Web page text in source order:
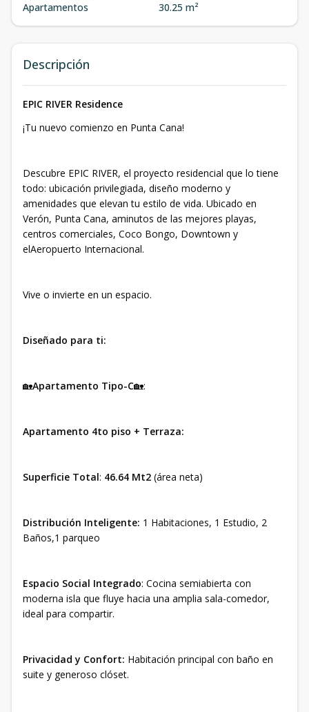
Apartamentos 30.25 m²
Descripción
EPIC RIVER Residence
¡Tu nuevo comienzo en Punta Cana!
Descubre EPIC RIVER, el proyecto residencial que lo tiene
todo: ubicación privilegiada, diseño moderno y
amenidades que elevan tu estilo de vida. Ubicado en
Verón, Punta Cana, aminutos de las mejores playas,
centros comerciales, Coco Bongo, Downtown y
elAeropuerto Internacional.
Vive o invierte en un espacio.
Diseñado para ti:
🏡Apartamento Tipo-C🏡:
Apartamento 4to piso + Terraza:
Superficie Total: 46.64 Mt2 (área neta)
Distribución Inteligente: 1 Habitaciones, 1 Estudio, 2
Baños,1 parqueo
Espacio Social Integrado: Cocina semiabierta con
moderna isla que fluye hacia una amplia sala-comedor,
ideal para compartir.
Privacidad y Confort: Habitación principal con baño en
suite y generoso clóset.